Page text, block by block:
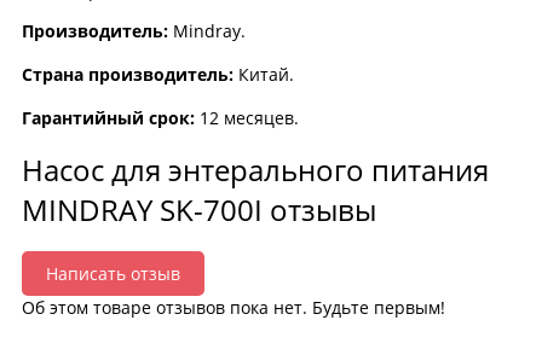
Производитель: Mindray.
Страна производитель: Китай.
Гарантийный срок: 12 месяцев.
Насос для энтерального питания
MINDRAY SK-700I отзывы
Написать отзыв
Об этом товаре отзывов пока нет. Будьте первым!